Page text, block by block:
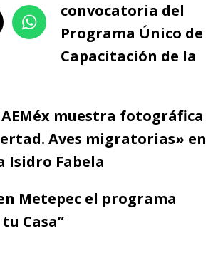
convocatoria del
Programa Único de
Capacitación de la
muestra fotográfica
Aves migratorias» en
Isidro Fabela
Metepec el programa
Casa”